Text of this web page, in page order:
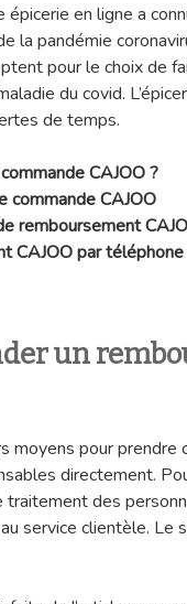
en ligne a
la pandémie
pour le choix de
du covid.
de temps.
CAJOO ?
commandeCAJOO
remboursement
CAJOO par téléphone
un
moyens pour prendre
directement.
des
service clientèle. Le